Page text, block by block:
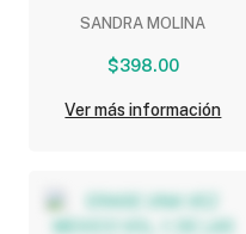
SANDRA MOLINA
$398.00
Ver más información